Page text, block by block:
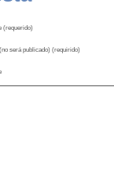
(requerido)
será publicado) (requirido)